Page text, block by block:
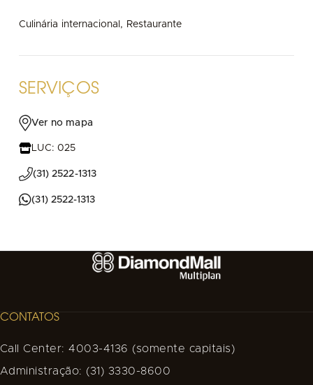
Culinária internacional, Restaurante
SERVIÇOS
Ver no mapa
LUC: 025
(31) 2522-1313
(31) 2522-1313
CONTATOS
Call Center: 4003-4136 (somente capitais)
Administração: (31) 3330-8600